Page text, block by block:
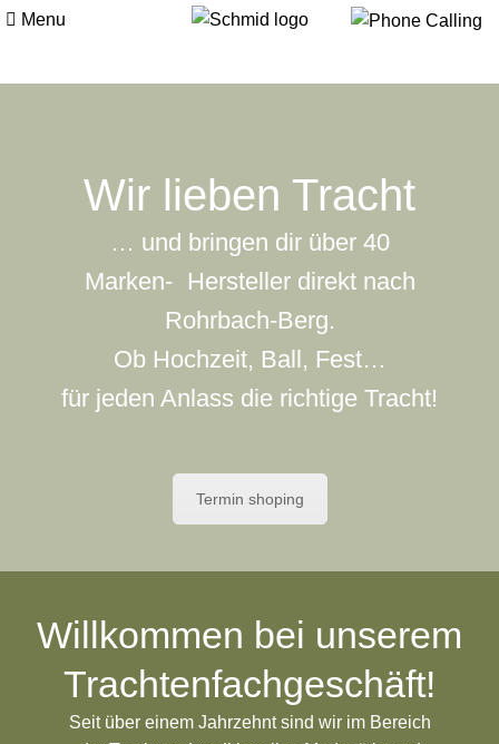
Menu
Wir lieben Tracht
… und bringen dir über 40
Marken- Hersteller direkt nach
Rohrbach-Berg.
Ob Hochzeit, Ball, Fest…
für jeden Anlass die richtige Tracht!
Termin shoping
Willkommen bei unserem
Trachtenfachgeschäft!
Seit über einem Jahrzehnt sind wir im Bereich